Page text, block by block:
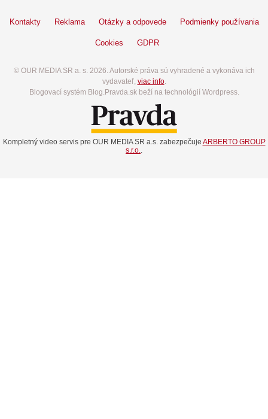
Kontakty Reklama Otázky a odpovede Podmienky používania
Cookies GDPR
© OUR MEDIA SR a. s. 2026. Autorské práva sú vyhradené a vykonáva ich
vydavateľ, viac info.
Blogovací systém Blog.Pravda.sk beží na technológií Wordpress.
Kompletný video servis pre OUR MEDIA SR a.s. zabezpečuje ARBERTO GROUP
s.r.o.